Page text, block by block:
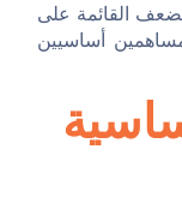
القائمة على
أساسيين